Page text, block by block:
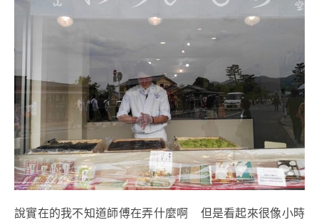
說實在的我不知道師傅在弄什麼啊 但是看起來很像小時